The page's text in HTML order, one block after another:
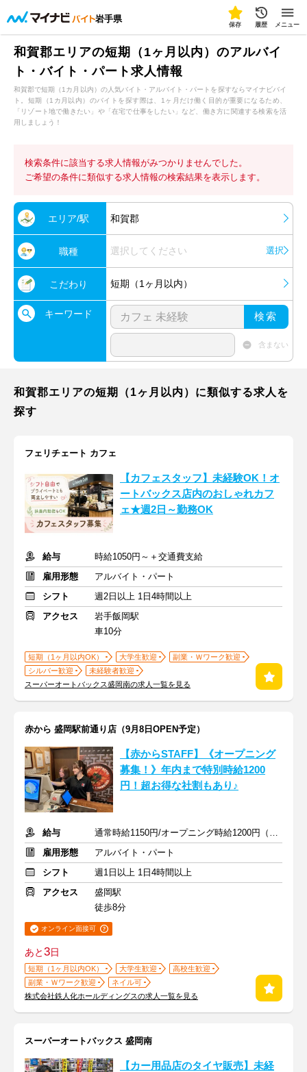
岩手県
保存 履歴 メニュー
和賀郡エリアの短期（1ヶ月以内）のアルバイ
ト・バイト・パート求人情報
和賀郡で短期（1カ月以内）の人気バイト・アルバイト・パートを探すならマイナビバイ
ト。短期（1カ月以内）のバイトを探す際は、1ヶ月だけ働く目的が重要になるため、
「リゾート地で働きたい」や「在宅で仕事をしたい」など、働き方に関連する検索を活
用しましょう！
検索条件に該当する求人情報がみつかりませんでした。
ご希望の条件に類似する求人情報の検索結果を表示します。
エリア/駅 和賀郡
職種 選択してください 選択
こだわり 短期（1ヶ月以内）
キーワード 検索
含まない
和賀郡エリアの短期（1ヶ月以内）に類似する求人を
探す
フェリチェート カフェ
【カフェスタッフ】未経験OK！オ
ートバックス店内のおしゃれカフ
ェ★週2日～勤務OK
給与
時給1050円～＋交通費支給
雇用形態
アルバイト・パート
シフト
週2日以上 1日4時間以上
アクセス
岩手飯岡駅
車10分
短期（1ヶ月以内OK） 大学生歓迎
副業・Ｗワーク歓迎
シルバー歓迎
未経験者歓迎
スーパーオートバックス盛岡南の求人一覧を見る
赤から 盛岡駅前通り店（9月8日OPEN予定）
【赤からSTAFF】《オープニング
募集！》年内まで特別時給1200
円！超お得な社割もあり♪
給与
通常時給1150円/オープニング時給1200円（2026年12月31日まで）
雇用形態
アルバイト・パート
シフト
週1日以上 1日4時間以上
アクセス
盛岡駅
徒歩8分
オンライン面接可
あと3日
短期（1ヶ月以内OK） 大学生歓迎
高校生歓迎
副業・Ｗワーク歓迎
ネイル可
株式会社鉄人化ホールディングスの求人一覧を見る
スーパーオートバックス 盛岡南
【カー用品店のタイヤ販売】未経